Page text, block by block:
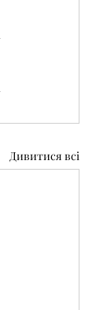
Дивитися всі